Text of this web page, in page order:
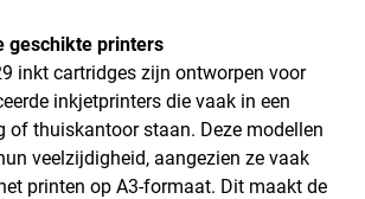
geschikte printers
inkt cartridges zijn ontworpen voor
inkjetprinters die vaak in een
of thuiskantoor staan. Deze modellen
veelzijdigheid, aangezien ze vaak
printen op A3-formaat. Dit maakt de